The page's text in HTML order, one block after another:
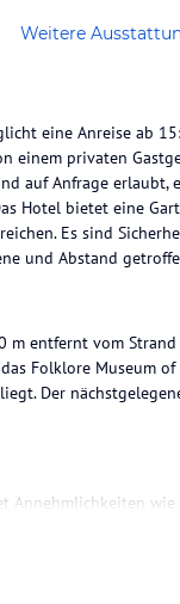
Weitere
eine Anreise ab
einem privaten
auf Anfrage erlaubt,
Hotel bietet eine
Es sind
und Abstand
entfernt vom
Folklore Museum
Der
wie
den Richtlinien der